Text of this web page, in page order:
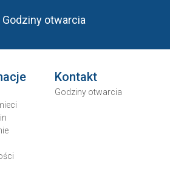
Godziny otwarcia
Kontakt
Godziny otwarcia